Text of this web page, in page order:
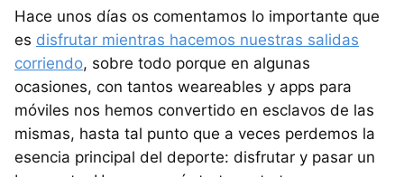
Hace unos días os comentamos lo importante que
es disfrutar mientras hacemos nuestras salidas
corriendo, sobre todo porque en algunas
ocasiones, con tantos weareables y apps para
móviles nos hemos convertido en esclavos de las
mismas, hasta tal punto que a veces perdemos la
esencia principal del deporte: disfrutar y pasar un